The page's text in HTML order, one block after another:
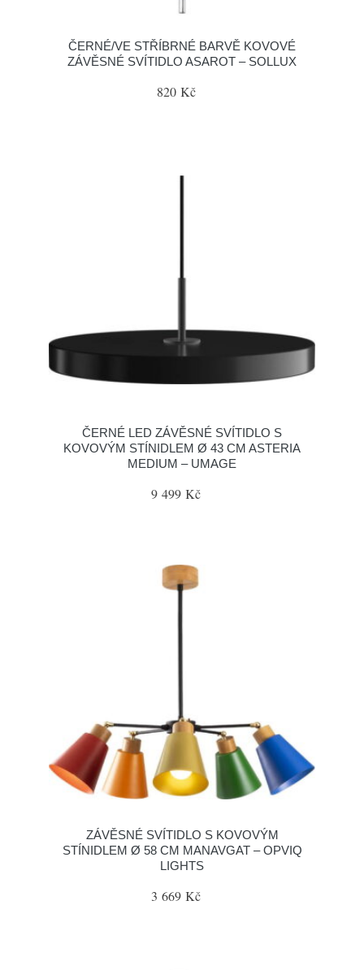
ČERNÉ/VE STŘÍBRNÉ BARVĚ KOVOVÉ
ZÁVĚSNÉ SVÍTIDLO ASAROT – SOLLUX
820 Kč
ČERNÉ LED ZÁVĚSNÉ SVÍTIDLO S
KOVOVÝM STÍNIDLEM Ø 43 CM ASTERIA
MEDIUM – UMAGE
9 499 Kč
ZÁVĚSNÉ SVÍTIDLO S KOVOVÝM
STÍNIDLEM Ø 58 CM MANAVGAT – OPVIQ
LIGHTS
3 669 Kč